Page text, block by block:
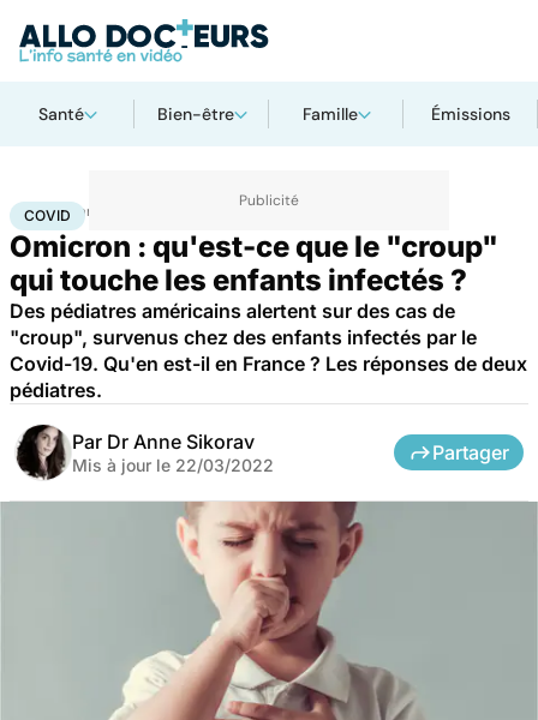
Santé Bien-être Famille Émissions
Accueil Santé
COVID
Omicron : qu'est-ce que le "croup"
qui touche les enfants infectés ?
Des pédiatres américains alertent sur des cas de
"croup", survenus chez des enfants infectés par le
Covid-19. Qu'en est-il en France ? Les réponses de deux
pédiatres.
Par Dr Anne Sikorav
Mis à jour le 22/03/2022
Partager